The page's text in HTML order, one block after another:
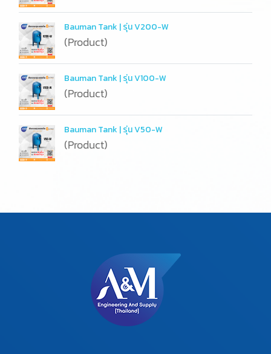
Bauman Tank | รุ่น V200-W
(Product)
Bauman Tank | รุ่น V100-W
(Product)
Bauman Tank | รุ่น V50-W
(Product)